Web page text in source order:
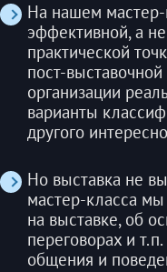
На нашем мастер-
эффективной, а
практической
пост-
организации
варианты
другого
Но выставка не
мастер-класса
на выставке, об
переговорах и
общения и